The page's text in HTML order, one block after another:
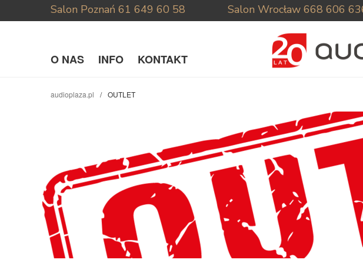
Salon Poznań 61 649 60 58 Salon Wrocław 668 606
O NAS INFO KONTAKT
audioplaza.pl OUTLET